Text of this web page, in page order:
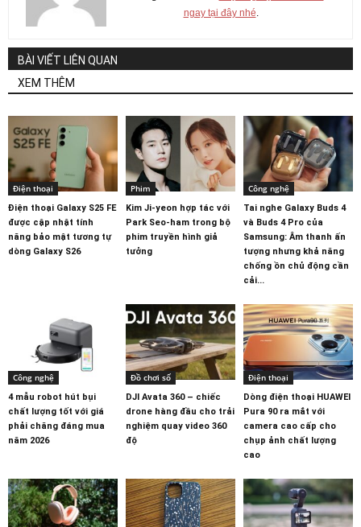
ngay tại đây nhé.
BÀI VIẾT LIÊN QUAN
XEM THÊM
Điện thoại
Điện thoại Galaxy S25 FE
được cập nhật tính
năng bảo mật tương tự
dòng Galaxy S26
Phim
Kim Ji-yeon hợp tác với
Park Seo-ham trong bộ
phim truyền hình giả
tưởng
Công nghệ
Tai nghe Galaxy Buds 4
và Buds 4 Pro của
Samsung: Âm thanh ấn
tượng nhưng khả năng
chống ồn chủ động cần
cải...
Công nghệ
4 mẫu robot hút bụi
chất lượng tốt với giá
phải chăng đáng mua
năm 2026
Đồ chơi số
DJI Avata 360 – chiếc
drone hàng đầu cho trải
nghiệm quay video 360
độ
Điện thoại
Dòng điện thoại HUAWEI
Pura 90 ra mắt với
camera cao cấp cho
chụp ảnh chất lượng
cao